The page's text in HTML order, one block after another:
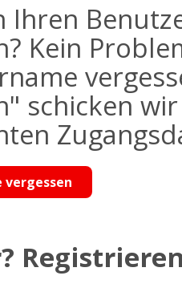
Ihren
Kein
schicken
vergessen